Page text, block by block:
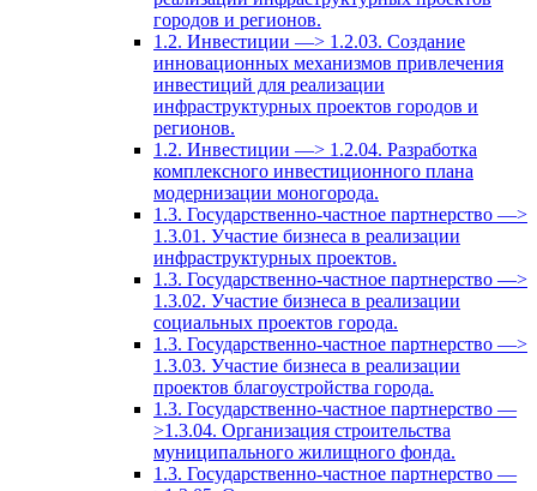
городов и регионов.
1.2. Инвестиции —> 1.2.03. Создание
инновационных механизмов привлечения
инвестиций для реализации
инфраструктурных проектов городов и
регионов.
1.2. Инвестиции —> 1.2.04. Разработка
комплексного инвестиционного плана
модернизации моногорода.
1.3. Государственно-частное партнерство —>
1.3.01. Участие бизнеса в реализации
инфраструктурных проектов.
1.3. Государственно-частное партнерство —>
1.3.02. Участие бизнеса в реализации
социальных проектов города.
1.3. Государственно-частное партнерство —>
1.3.03. Участие бизнеса в реализации
проектов благоустройства города.
1.3. Государственно-частное партнерство —
>1.3.04. Организация строительства
муниципального жилищного фонда.
1.3. Государственно-частное партнерство —